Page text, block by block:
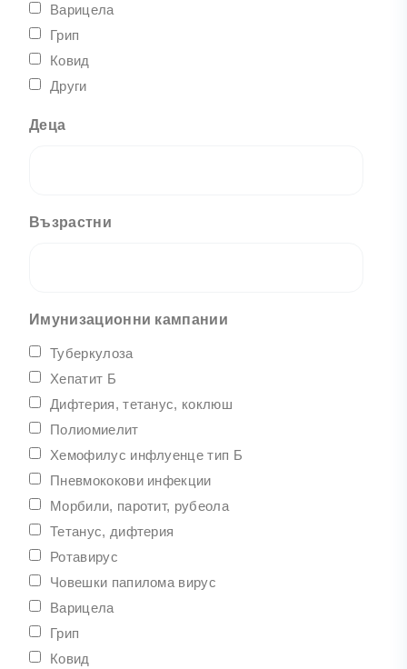
Варицела
Грип
Ковид
Други
Деца
Възрастни
Имунизационни кампании
Туберкулоза
Хепатит Б
Дифтерия, тетанус, коклюш
Полиомиелит
Хемофилус инфлуенце тип Б
Пневмококови инфекции
Морбили, паротит, рубеола
Тетанус, дифтерия
Ротавирус
Човешки папилома вирус
Варицела
Грип
Ковид